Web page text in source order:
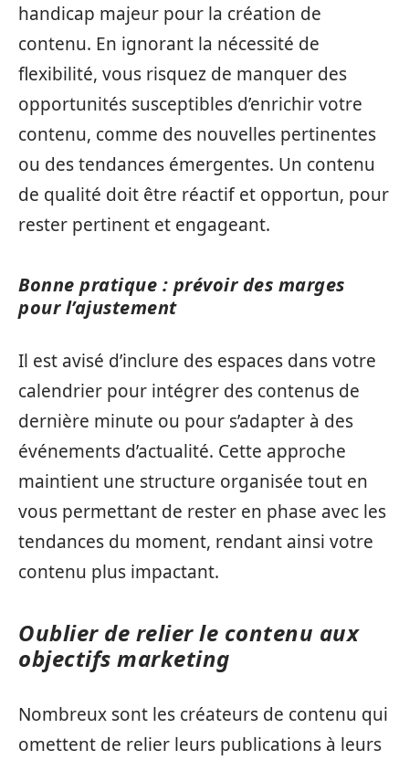
handicap majeur pour la création de
contenu. En ignorant la nécessité de
flexibilité, vous risquez de manquer des
opportunités susceptibles d’enrichir votre
contenu, comme des nouvelles pertinentes
ou des tendances émergentes. Un contenu
de qualité doit être réactif et opportun, pour
rester pertinent et engageant.
Bonne pratique : prévoir des marges
pour l’ajustement
Il est avisé d’inclure des espaces dans votre
calendrier pour intégrer des contenus de
dernière minute ou pour s’adapter à des
événements d’actualité. Cette approche
maintient une structure organisée tout en
vous permettant de rester en phase avec les
tendances du moment, rendant ainsi votre
contenu plus impactant.
Oublier de relier le contenu aux
objectifs marketing
Nombreux sont les créateurs de contenu qui
omettent de relier leurs publications à leurs